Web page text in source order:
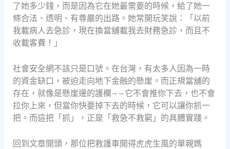
了她多少錢，而是因為它在她最需要的時候，給了她一
條合法、透明、有尊嚴的出路。她常開玩笑說：「以前
我載病人去急診，現在換當舖載我去財務急診，而且不
收載客費！」
社會安全網不該只是口號。在台灣，有太多人因為一時
的資金缺口，被迫走向地下金融的懸崖。而正規當舖的
存在，就像是懸崖邊的護欄——它不會推你下去，也不會
拉你上來，但當你快要掉下去的時候，它可以讓你抓一
把。而這把「抓」，正是「救急不救窮」的具體實踐。
回到文章開頭，那位把救護車開得虎虎生風的單親媽